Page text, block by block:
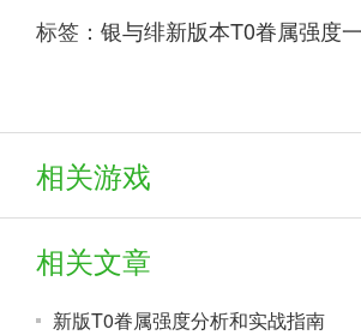
标签： 银与绯新版本T0眷属强度
相关游戏
相关文章
新版T0眷属强度分析和实战指南